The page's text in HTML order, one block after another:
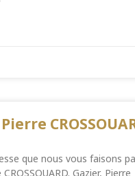
que nous vous faisons
Gazier, Pierre